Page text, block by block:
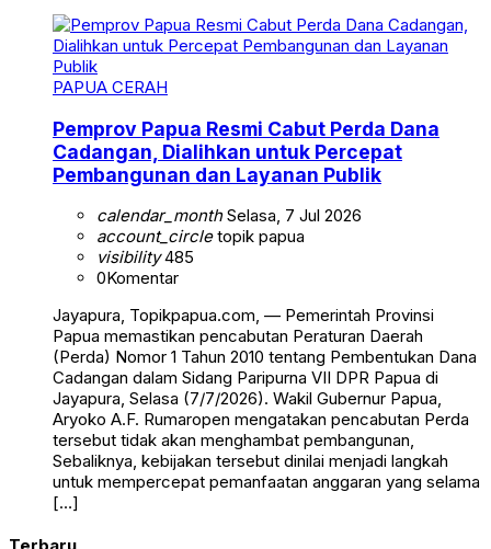
PAPUA CERAH
Pemprov Papua Resmi Cabut Perda Dana
Cadangan, Dialihkan untuk Percepat
Pembangunan dan Layanan Publik
calendar_monthSelasa, 7 Jul 2026
account_circletopik papua
visibility485
0Komentar
Jayapura, Topikpapua.com, — Pemerintah Provinsi
Papua memastikan pencabutan Peraturan Daerah
(Perda) Nomor 1 Tahun 2010 tentang Pembentukan Dana
Cadangan dalam Sidang Paripurna VII DPR Papua di
Jayapura, Selasa (7/7/2026). Wakil Gubernur Papua,
Aryoko A.F. Rumaropen mengatakan pencabutan Perda
tersebut tidak akan menghambat pembangunan,
Sebaliknya, kebijakan tersebut dinilai menjadi langkah
untuk mempercepat pemanfaatan anggaran yang selama
[…]